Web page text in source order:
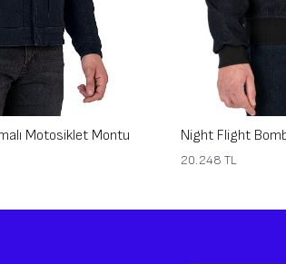
Motosiklet Montu
20.248 TL